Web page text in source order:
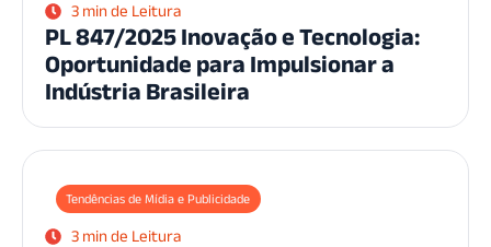
3 min de Leitura
PL 847/2025 Inovação e Tecnologia:
Oportunidade para Impulsionar a
Indústria Brasileira
Tendências de Mídia e Publicidade
3 min de Leitura